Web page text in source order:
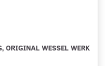
ORIGINAL WESSEL WERK